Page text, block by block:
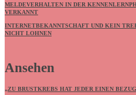
MELDEVERHALTEN IN DER
VERKANNT
INTERNETBEKANNTSCHAFT UND KEIN
NICHT LOHNEN
Ansehen
„ZU BRUSTKREBS HAT JEDER EINEN